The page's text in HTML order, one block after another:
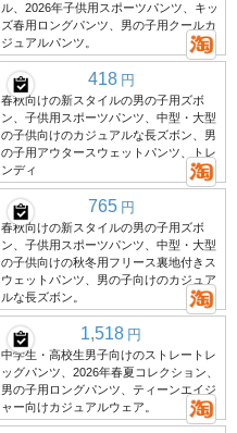
ル、2026年子供用スポーツパンツ、キッ
ズ春用ロングパンツ、男の子用クールカ
ジュアルパンツ。
418 円
春秋向けの新スタイルの男の子用ズボ
ン、子供用スポーツパンツ、中型・大型
の子供向けのカジュアルな長ズボン、男
の子用アウタースウェットパンツ、トレ
ンディ
765 円
春秋向けの新スタイルの男の子用ズボ
ン、子供用スポーツパンツ、中型・大型
の子供向けの秋冬用フリース裏地付きス
ウェットパンツ、男の子向けのカジュア
ルな長ズボン。
1,518 円
中学生・高校生男子向けのストレートレ
ッグパンツ、2026年春夏コレクション、
男の子用ロングパンツ、ティーンエイジ
ャー向けカジュアルウェア。